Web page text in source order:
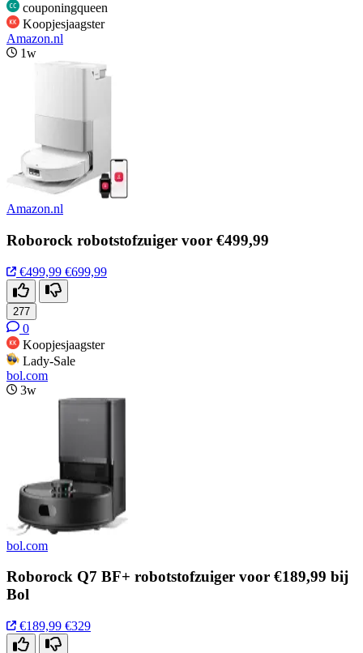
couponingqueen
Koopjesjaagster
Amazon.nl
1w
Amazon.nl
Roborock robotstofzuiger voor €499,99
€499,99 €699,99
277
0
Koopjesjaagster
Lady-Sale
bol.com
3w
bol.com
Roborock Q7 BF+ robotstofzuiger voor €189,99 bij
Bol
€189,99 €329